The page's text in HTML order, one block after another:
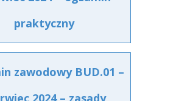
praktyczny
zawodowy BUD.01 –
2024 – zasady